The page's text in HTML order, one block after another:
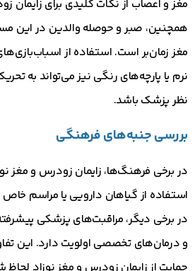
مغز و اعصاب از نکات کلیدی برای زایمان
همچنین، صبر و حوصله والدین در این
مغز زمان‌بر است. استفاده از
نرم یا پارچه‌های رنگی نیز می‌تواند به
نظر پزشک باشد.
بررسی جنبه‌های فرهنگی
در برخی فرهنگ‌ها، زایمان زودرس و مغز
استفاده از گیاهان دارویی یا مراسم
در برخی دیگر، مراقبت‌های پزشکی
و درمان‌های تخصصی اولویت دارد. این